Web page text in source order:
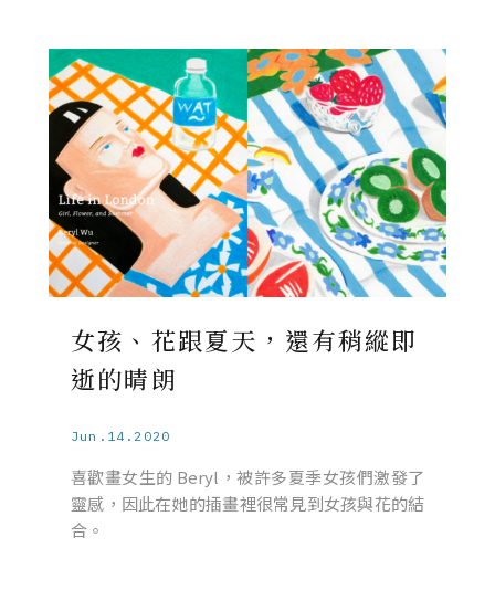
女孩、花跟夏天，還有稍縱即
逝的晴朗
Jun.14.2020
喜歡畫女生的 Beryl，被許多夏季女孩們激發了
靈感，因此在她的插畫裡很常見到女孩與花的結
合。